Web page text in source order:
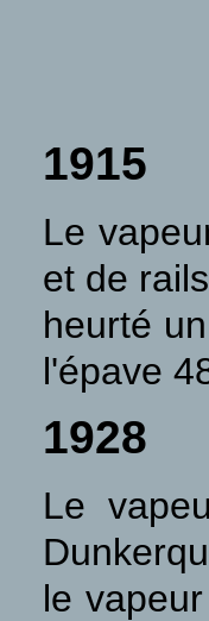
1915
Le
et de
heurté
l'épave
1928
Le
le vapeur